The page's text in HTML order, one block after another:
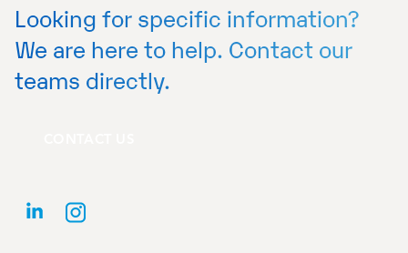
Looking for specific information?
We are here to help. Contact our
teams directly.